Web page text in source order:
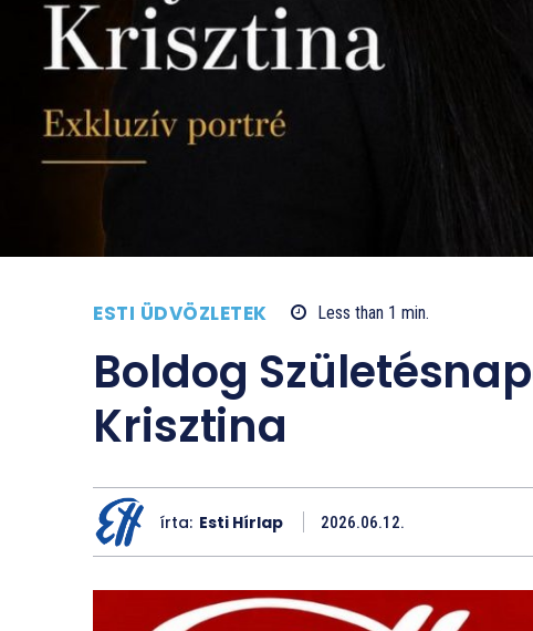
ESTI ÜDVÖZLETEK Less than 1 min.
Boldog
Krisztina
írta: Esti Hírlap 2026.06.12.